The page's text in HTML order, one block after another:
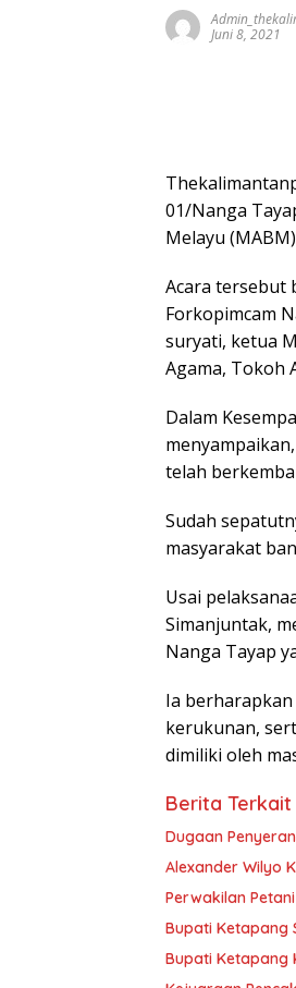
Juni 8, 2021
01/Nanga
Melayu
Acara tersebut
Forkopimcam
suryati, ketua
Agama, Tokoh
Dalam
telah
Sudah
masyarakat
Usai
Simanjuntak,
Nanga Tayap
Ia
kerukunan,
dimiliki oleh
Berita Terkait
Dugaan
Alexander Wilyo
Perwakilan
Bupati Ketapang
Bupati Ketapang